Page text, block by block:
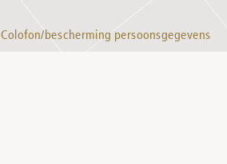
Colofon/bescherming persoonsgegevens